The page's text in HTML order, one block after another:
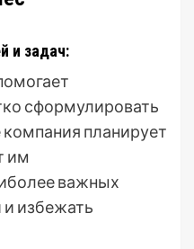
и задач:
сформулировать
планирует
им
важных
и избежать